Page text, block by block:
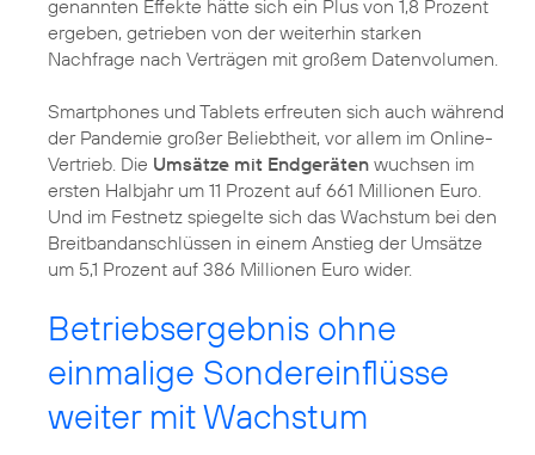
genannten Effekte hätte sich ein Plus von 1,8 Prozent
ergeben, getrieben von der weiterhin starken
Nachfrage nach Verträgen mit großem Datenvolumen.
Smartphones und Tablets erfreuten sich auch während
der Pandemie großer Beliebtheit, vor allem im Online-
Vertrieb. Die Umsätze mit Endgeräten wuchsen im
ersten Halbjahr um 11 Prozent auf 661 Millionen Euro.
Und im Festnetz spiegelte sich das Wachstum bei den
Breitbandanschlüssen in einem Anstieg der Umsätze
um 5,1 Prozent auf 386 Millionen Euro wider.
Betriebsergebnis ohne
einmalige Sondereinflüsse
weiter mit Wachstum